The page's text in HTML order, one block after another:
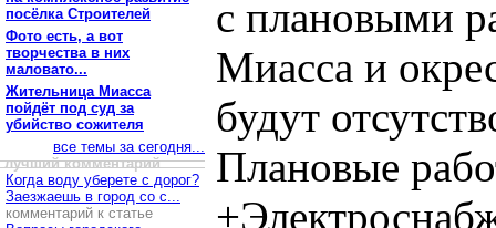
посёлка Строителей
Фото есть, а вот
творчества в них
маловато...
Жительница Миасса
пойдёт под суд за
убийство сожителя
все темы за сегодня...
лучший комментарий
Когда воду уберете с дорог?
Заезжаешь в город со с...
комментарий к статье
с плановыми
Миасса и
будут
Плановые